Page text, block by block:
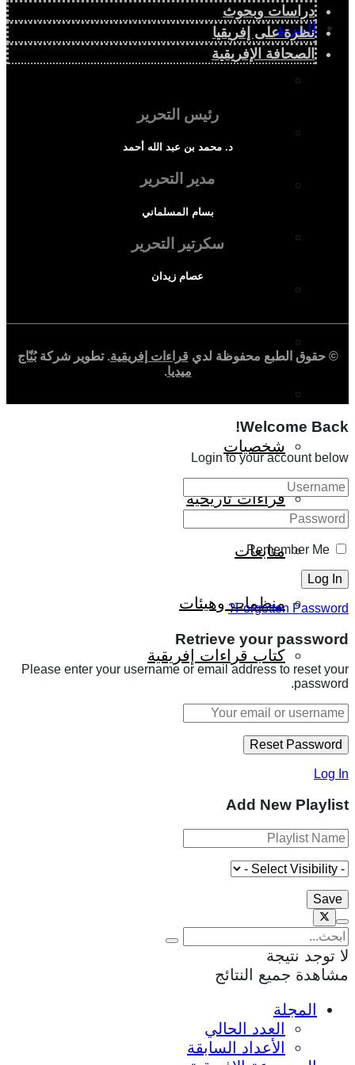
المزيد
الملف الإفريقي
الصحافة الإفريقية
شخصيات
قراءات تاريخية
متابعات
منظمات وهيئات
كتاب قراءات إفريقية
دراسات وبحوث
نظرة على إفريقيا
الصحافة الإفريقية
رئيس التحرير
د. محمد بن عبد الله أحمد
مدير التحرير
بسام المسلماني
سكرتير التحرير
عصام زيدان
© حقوق الطبع محفوظة لدي قراءات إفريقية. تطوير شركةبُنّاج
ميديا.
Welcome Back!
Login to your account below
Remember Me
Forgotten Password?
Retrieve your password
Please enter your username or email address to reset your
password.
Log In
Add New Playlist
لا توجد نتيجة
مشاهدة جميع النتائج
المجلة
العدد الحالي
الأعداد السابقة